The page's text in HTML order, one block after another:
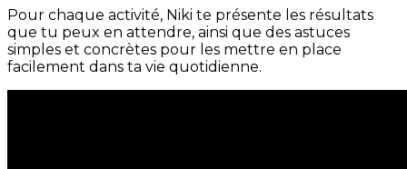
Pour chaque activité, Niki te présente les résultats
que tu peux en attendre, ainsi que des astuces
simples et concrètes pour les mettre en place
facilement dans ta vie quotidienne.